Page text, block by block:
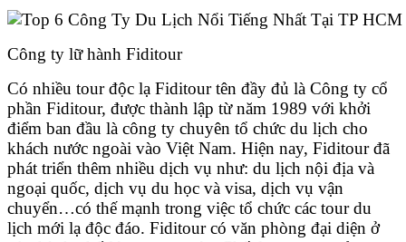
Công ty lữ hành Fiditour
Có nhiều tour độc lạ Fiditour tên đầy đủ là Công ty cổ
phần Fiditour, được thành lập từ năm 1989 với khởi
điểm ban đầu là công ty chuyên tổ chức du lịch cho
khách nước ngoài vào Việt Nam. Hiện nay, Fiditour đã
phát triển thêm nhiều dịch vụ như: du lịch nội địa và
ngoại quốc, dịch vụ du học và visa, dịch vụ vận
chuyển…có thế mạnh trong việc tổ chức các tour du
lịch mới lạ độc đáo. Fiditour có văn phòng đại diện ở